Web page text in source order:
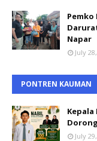
Napar
July
PONTREN KAUMAN
July